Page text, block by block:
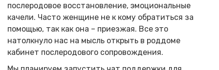
послеродовое восстановление, эмоциональные
качели. Часто женщине не к кому обратиться за
помощью, так как она – приезжая. Все это
натолкнуло нас на мысль открыть в роддоме
кабинет послеродового сопровождения.